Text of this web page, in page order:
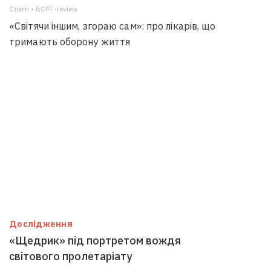
Статті • БОРГ-review
«Світячи іншим, згораю сам»: про лікарів, що
тримають оборону життя
Дослідження
«Щедрик» під портретом вождя
світового пролетаріату